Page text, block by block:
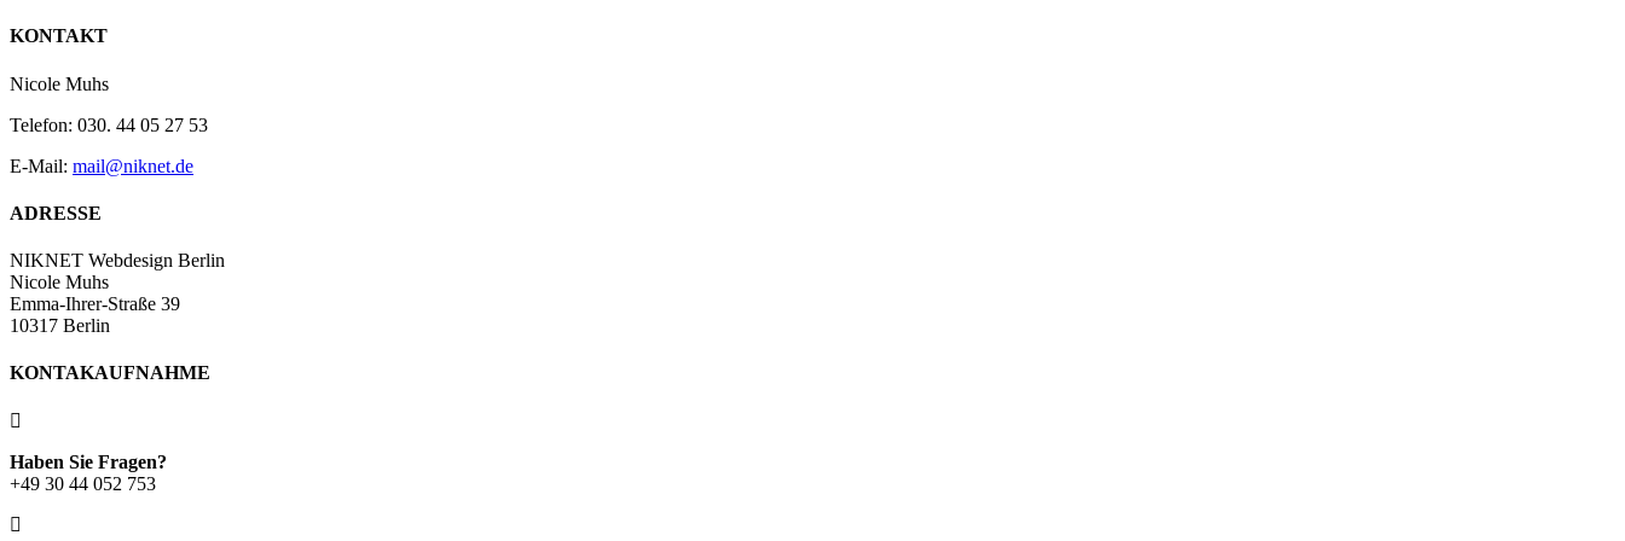
KONTAKT
Nicole Muhs
Telefon: 030. 44 05 27 53
E-Mail: mail@niknet.de
ADRESSE
NIKNET Webdesign Berlin
Nicole Muhs
Emma-Ihrer-Straße 39
10317 Berlin
KONTAKAUFNAHME
Haben Sie Fragen?
+49 30 44 052 753